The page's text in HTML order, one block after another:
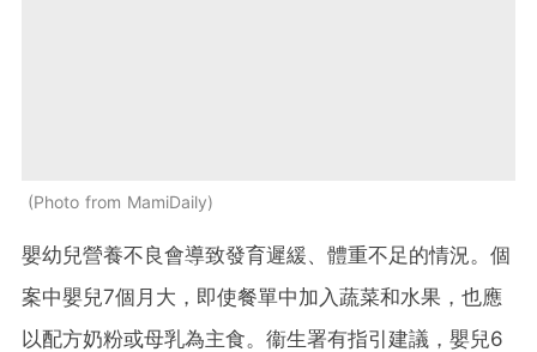
Photo from MamiDaily
嬰幼兒營養不良會導致發育遲緩、體重不足的情況。個
案中嬰兒7個月大，即使餐單中加入蔬菜和水果，也應
以配方奶粉或母乳為主食。衞生署有指引建議，嬰兒6